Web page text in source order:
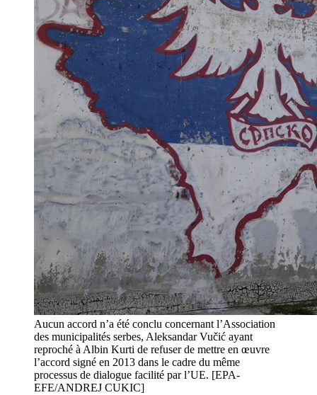
Aucun accord n’a été conclu concernant l’Association
des municipalités serbes, Aleksandar Vučić ayant
reproché à Albin Kurti de refuser de mettre en œuvre
l’accord signé en 2013 dans le cadre du même
processus de dialogue facilité par l’UE. [EPA-
EFE/ANDREJ CUKIC]